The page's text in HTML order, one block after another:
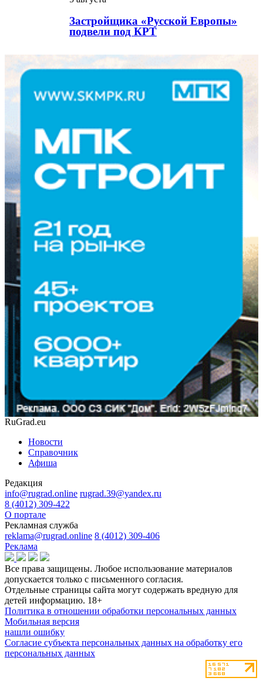
Застройщика «Русской Европы»
подвели под КРТ
RuGrad.eu
Новости
Справочник
Афиша
Редакция
info@rugrad.online rugrad.39@yandex.ru
8 (4012) 309-422
О портале
Рекламная служба
reklama@rugrad.online 8 (4012) 309-406
Реклама
Все права защищены. Любое использование материалов
допускается только с письменного согласия.
Отдельные страницы сайта могут содержать вредную для
детей информацию. 18+
Политика в отношении обработки персональных данных
Мобильная версия
нашли ошибку
Согласие субъекта персональных данных на обработку его
персональных данных